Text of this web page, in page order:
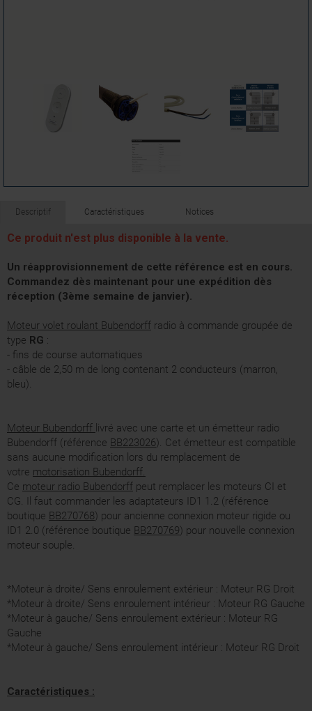
Descriptif Caractéristiques Notices
Ce produit n'est plus disponible à la vente.
Un réapprovisionnement de cette référence est en cours.
Commandez dès maintenant pour une expédition dès
réception (3ème semaine de janvier).
Moteur volet roulant Bubendorff radio à commande groupée de
type RG :
- fins de course automatiques
- câble de 2,50 m de long contenant 2 conducteurs (marron,
bleu).
Moteur Bubendorff livré avec une carte et un émetteur radio
Bubendorff (référence BB223026). Cet émetteur est compatible
sans aucune modification lors du remplacement de
votre motorisation Bubendorff.
Ce moteur radio Bubendorff peut remplacer les moteurs CI et
CG. Il faut commander les adaptateurs ID1 1.2 (référence
boutique BB270768) pour ancienne connexion moteur rigide ou
ID1 2.0 (référence boutique BB270769) pour nouvelle connexion
moteur souple.
*Moteur à droite/ Sens enroulement extérieur : Moteur RG Droit
*Moteur à droite/ Sens enroulement intérieur : Moteur RG Gauche
*Moteur à gauche/ Sens enroulement extérieur : Moteur RG
Gauche
*Moteur à gauche/ Sens enroulement intérieur : Moteur RG Droit
Caractéristiques :